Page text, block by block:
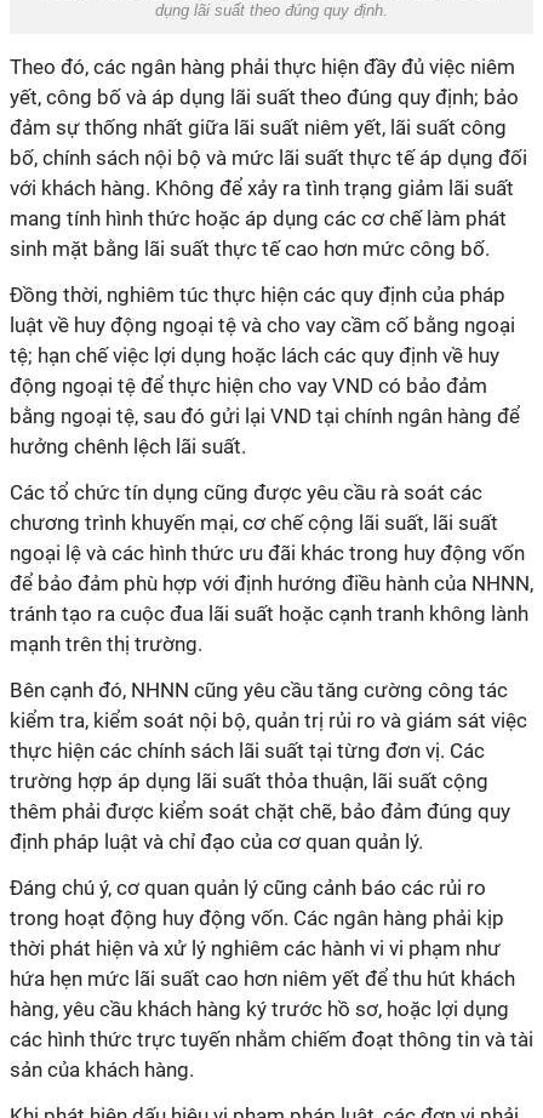
dụng lãi suất theo đúng quy định.
Theo đó, các ngân hàng phải thực hiện đầy đủ việc niêm
yết, công bố và áp dụng lãi suất theo đúng quy định; bảo
đảm sự thống nhất giữa lãi suất niêm yết, lãi suất công
bố, chính sách nội bộ và mức lãi suất thực tế áp dụng đối
với khách hàng. Không để xảy ra tình trạng giảm lãi suất
mang tính hình thức hoặc áp dụng các cơ chế làm phát
sinh mặt bằng lãi suất thực tế cao hơn mức công bố.
Đồng thời, nghiêm túc thực hiện các quy định của pháp
luật về huy động ngoại tệ và cho vay cầm cố bằng ngoại
tệ; hạn chế việc lợi dụng hoặc lách các quy định về huy
động ngoại tệ để thực hiện cho vay VND có bảo đảm
bằng ngoại tệ, sau đó gửi lại VND tại chính ngân hàng để
hưởng chênh lệch lãi suất.
Các tổ chức tín dụng cũng được yêu cầu rà soát các
chương trình khuyến mại, cơ chế cộng lãi suất, lãi suất
ngoại lệ và các hình thức ưu đãi khác trong huy động vốn
để bảo đảm phù hợp với định hướng điều hành của NHNN,
tránh tạo ra cuộc đua lãi suất hoặc cạnh tranh không lành
mạnh trên thị trường.
Bên cạnh đó, NHNN cũng yêu cầu tăng cường công tác
kiểm tra, kiểm soát nội bộ, quản trị rủi ro và giám sát việc
thực hiện các chính sách lãi suất tại từng đơn vị. Các
trường hợp áp dụng lãi suất thỏa thuận, lãi suất cộng
thêm phải được kiểm soát chặt chẽ, bảo đảm đúng quy
định pháp luật và chỉ đạo của cơ quan quản lý.
Đáng chú ý, cơ quan quản lý cũng cảnh báo các rủi ro
trong hoạt động huy động vốn. Các ngân hàng phải kịp
thời phát hiện và xử lý nghiêm các hành vi vi phạm như
hứa hẹn mức lãi suất cao hơn niêm yết để thu hút khách
hàng, yêu cầu khách hàng ký trước hồ sơ, hoặc lợi dụng
các hình thức trực tuyến nhằm chiếm đoạt thông tin và tài
sản của khách hàng.